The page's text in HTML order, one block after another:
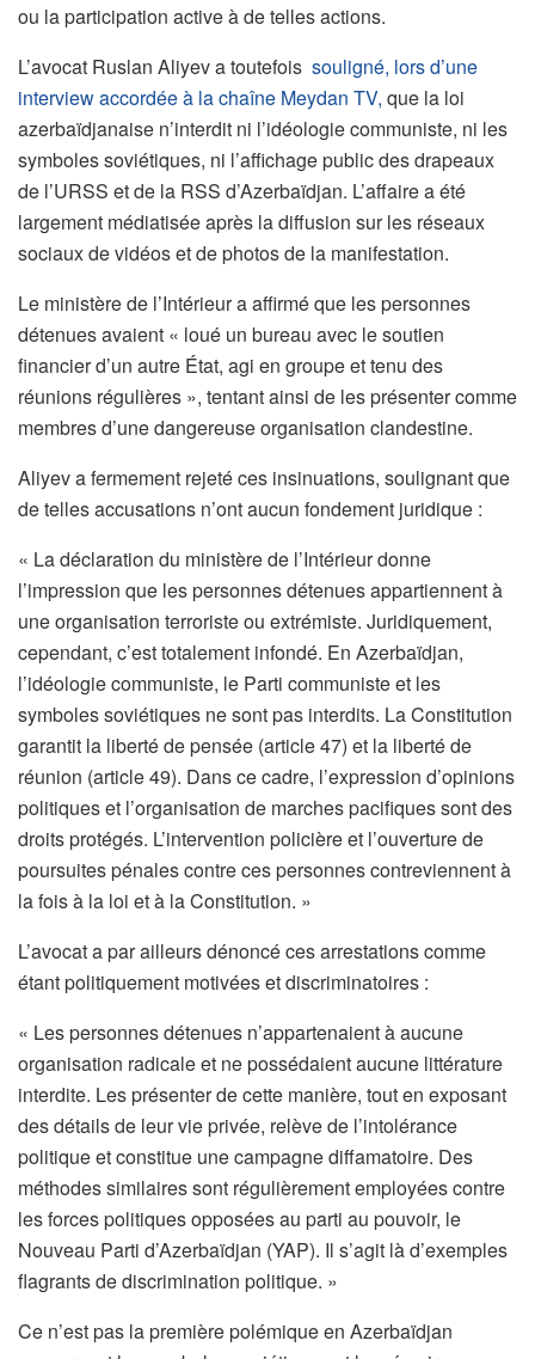
ou la participation active à de telles actions.
L’avocat Ruslan Aliyev a toutefois souligné, lors d’une
interview accordée à la chaîne Meydan TV, que la loi
azerbaïdjanaise n’interdit ni l’idéologie communiste, ni les
symboles soviétiques, ni l’affichage public des drapeaux
de l’URSS et de la RSS d’Azerbaïdjan. L’affaire a été
largement médiatisée après la diffusion sur les réseaux
sociaux de vidéos et de photos de la manifestation.
Le ministère de l’Intérieur a affirmé que les personnes
détenues avaient « loué un bureau avec le soutien
financier d’un autre État, agi en groupe et tenu des
réunions régulières », tentant ainsi de les présenter comme
membres d’une dangereuse organisation clandestine.
Aliyev a fermement rejeté ces insinuations, soulignant que
de telles accusations n’ont aucun fondement juridique :
« La déclaration du ministère de l’Intérieur donne
l’impression que les personnes détenues appartiennent à
une organisation terroriste ou extrémiste. Juridiquement,
cependant, c’est totalement infondé. En Azerbaïdjan,
l’idéologie communiste, le Parti communiste et les
symboles soviétiques ne sont pas interdits. La Constitution
garantit la liberté de pensée (article 47) et la liberté de
réunion (article 49). Dans ce cadre, l’expression d’opinions
politiques et l’organisation de marches pacifiques sont des
droits protégés. L’intervention policière et l’ouverture de
poursuites pénales contre ces personnes contreviennent à
la fois à la loi et à la Constitution. »
L’avocat a par ailleurs dénoncé ces arrestations comme
étant politiquement motivées et discriminatoires :
« Les personnes détenues n’appartenaient à aucune
organisation radicale et ne possédaient aucune littérature
interdite. Les présenter de cette manière, tout en exposant
des détails de leur vie privée, relève de l’intolérance
politique et constitue une campagne diffamatoire. Des
méthodes similaires sont régulièrement employées contre
les forces politiques opposées au parti au pouvoir, le
Nouveau Parti d’Azerbaïdjan (YAP). Il s’agit là d’exemples
flagrants de discrimination politique. »
Ce n’est pas la première polémique en Azerbaïdjan